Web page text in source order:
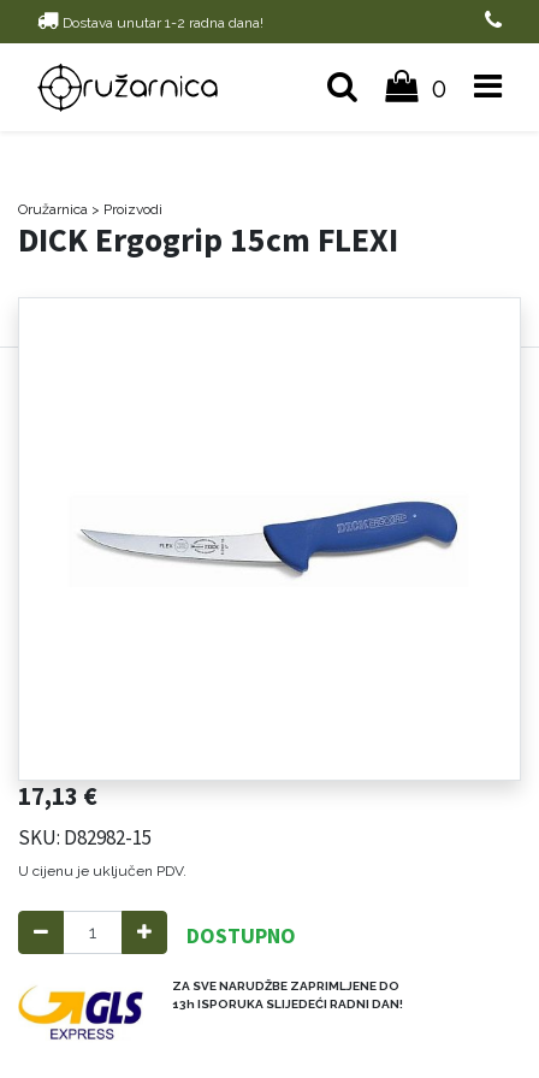
Dostava unutar 1-2 radna dana!
0
Oružarnica > Proizvodi
DICK Ergogrip 15cm FLEXI
17,13€
SKU: D82982-15
U cijenu je uključen PDV.
DOSTUPNO
ZA SVE NARUDŽBE ZAPRIMLJENE DO
13h ISPORUKA SLIJEDEĆI RADNI DAN!